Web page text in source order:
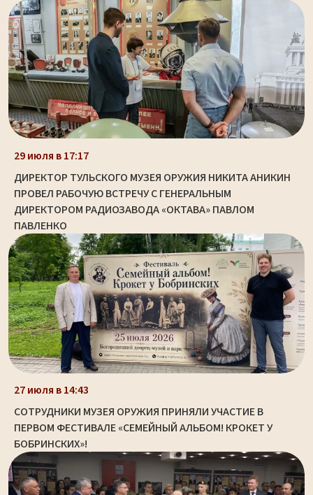
29 июля в 17:17
ДИРЕКТОР ТУЛЬСКОГО МУЗЕЯ ОРУЖИЯ НИКИТА АНИКИН
ПРОВЕЛ РАБОЧУЮ ВСТРЕЧУ С ГЕНЕРАЛЬНЫМ
ДИРЕКТОРОМ РАДИОЗАВОДА «ОКТАВА» ПАВЛОМ
ПАВЛЕНКО
27 июля в 14:43
СОТРУДНИКИ МУЗЕЯ ОРУЖИЯ ПРИНЯЛИ УЧАСТИЕ В
ПЕРВОМ ФЕСТИВАЛЕ «СЕМЕЙНЫЙ АЛЬБОМ! КРОКЕТ У
БОБРИНСКИХ»!